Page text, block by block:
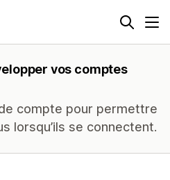
vos comptes
compte pour permettre
lorsqu’ils se connectent.